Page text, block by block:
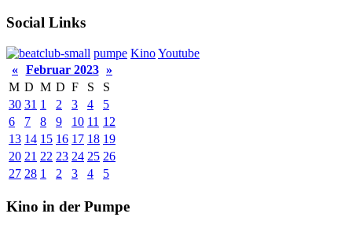
Social Links
pumpe KinoYoutube
« Februar 2023 »
M D M D F S
S
30 31 1 2 3 4
5
6
7 8 9 10 11 12
13 14 15 16 17 18 19
20 21 22 23 24 25 26
27 28 1 2 3 4 5
Kino in der Pumpe